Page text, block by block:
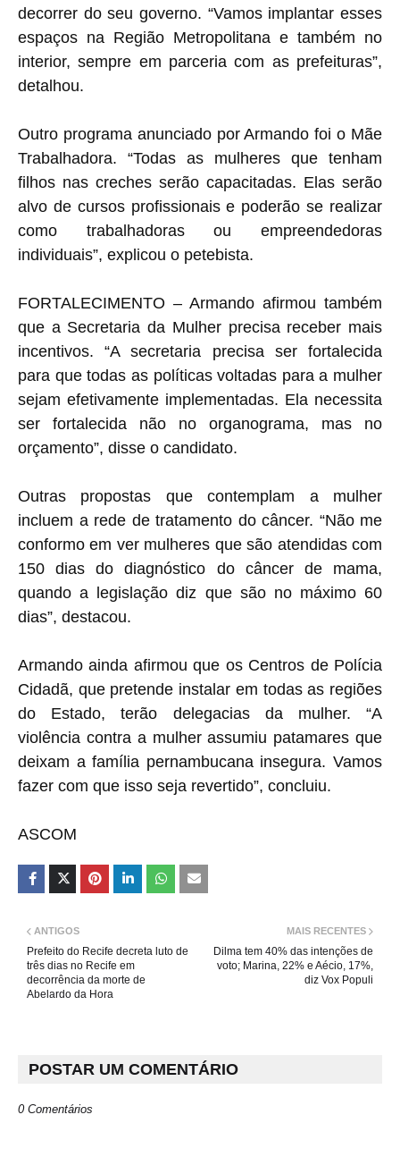
decorrer do seu governo. “Vamos implantar esses
espaços na Região Metropolitana e também no
interior, sempre em parceria com as prefeituras”,
detalhou.
Outro programa anunciado por Armando foi o Mãe
Trabalhadora. “Todas as mulheres que tenham
filhos nas creches serão capacitadas. Elas serão
alvo de cursos profissionais e poderão se realizar
como trabalhadoras ou empreendedoras
individuais”, explicou o petebista.
FORTALECIMENTO – Armando afirmou também
que a Secretaria da Mulher precisa receber mais
incentivos. “A secretaria precisa ser fortalecida
para que todas as políticas voltadas para a mulher
sejam efetivamente implementadas. Ela necessita
ser fortalecida não no organograma, mas no
orçamento”, disse o candidato.
Outras propostas que contemplam a mulher
incluem a rede de tratamento do câncer. “Não me
conformo em ver mulheres que são atendidas com
150 dias do diagnóstico do câncer de mama,
quando a legislação diz que são no máximo 60
dias”, destacou.
Armando ainda afirmou que os Centros de Polícia
Cidadã, que pretende instalar em todas as regiões
do Estado, terão delegacias da mulher. “A
violência contra a mulher assumiu patamares que
deixam a família pernambucana insegura. Vamos
fazer com que isso seja revertido”, concluiu.
ASCOM
MAIS RECENTES
Dilma tem 40% das intenções de
voto; Marina, 22% e Aécio, 17%,
diz Vox Populi
ANTIGOS
Prefeito do Recife decreta luto de
três dias no Recife em
decorrência da morte de
Abelardo da Hora
POSTAR UM COMENTÁRIO
0 Comentários